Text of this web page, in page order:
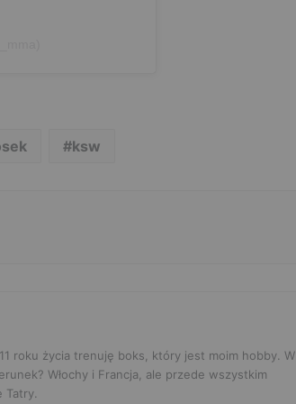
ksw
roku życia trenuję boks, który jest moim hobby. W
Włochy i Francja, ale przede wszystkim
Tatry.